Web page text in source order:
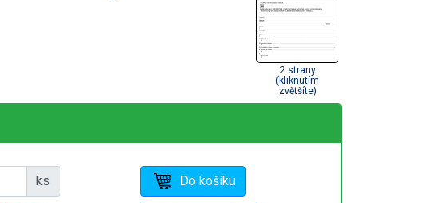
2 strany
(kliknutím
zvětšíte)
ks